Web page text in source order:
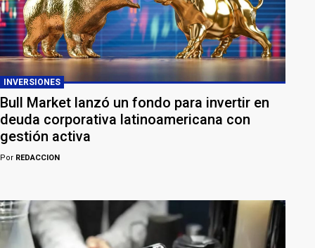
INVERSIONES
Bull Market lanzó un fondo para invertir en
deuda corporativa latinoamericana con
gestión activa
Por REDACCION